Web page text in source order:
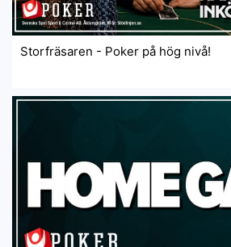
Storfräsaren - Poker på hög nivå!